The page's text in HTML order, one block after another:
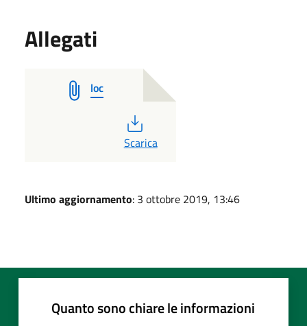
Allegati
loc
PDF
Scarica
Ultimo aggiornamento: 3 ottobre 2019, 13:46
Quanto sono chiare le informazioni